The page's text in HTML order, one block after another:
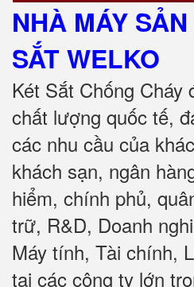
NHÀ MÁY
SẮTWELKO
Két Sắt Chống Cháy
chất lượng quốc tế,
các nhu cầu của
khách sạn, ngân
hiểm, chính phủ,
trữ, R&D, Doanh
Máy tính, Tài chính,
tại các công ty lớn